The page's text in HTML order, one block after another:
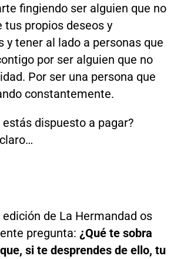
fingiendo ser alguien que no
tus propios deseos y
y tener al lado a personas que
por ser alguien que no
Por ser una persona que
constantemente.
estás dispuesto a pagar?
de La Hermandad os
pregunta: ¿Qué te sobra
si te desprendes de ello, tu